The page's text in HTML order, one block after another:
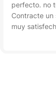
perfecto. no
Contracte un
muy